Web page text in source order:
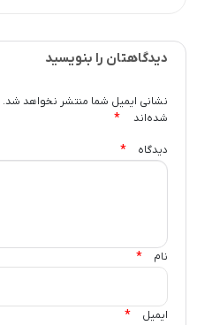
دیدگاهتان را بنویسید
نشانی ایمیل شما منتشر نخواهد شد.
شده‌اند
*
دیدگاه *
نام *
ایمیل *